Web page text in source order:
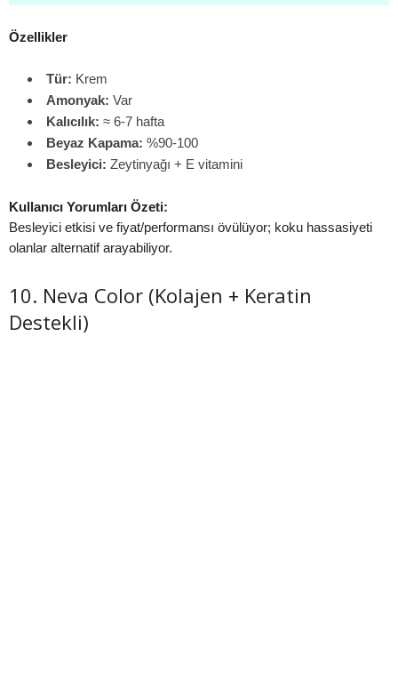
Özellikler
Tür: Krem
Amonyak: Var
Kalıcılık: ≈ 6-7 hafta
Beyaz Kapama: %90-100
Besleyici: Zeytinyağı + E vitamini
Kullanıcı Yorumları Özeti:
Besleyici etkisi ve fiyat/performansı övülüyor; koku hassasiyeti
olanlar alternatif arayabiliyor.
10. Neva Color (Kolajen + Keratin
Destekli)